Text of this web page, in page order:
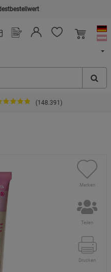
(148.391)
Merken
Teilen
Drucken